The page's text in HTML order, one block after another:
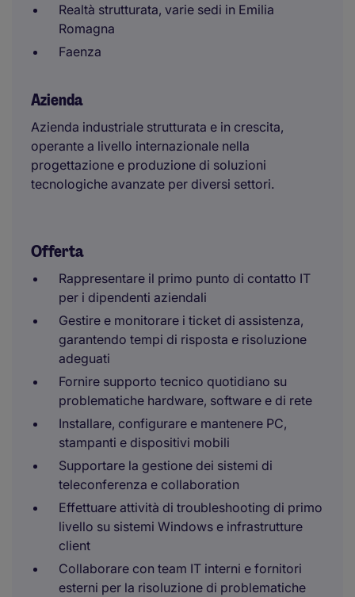
Realtà strutturata, varie sedi in Emilia
Romagna
Faenza
Azienda
Azienda industriale strutturata e in crescita,
operante a livello internazionale nella
progettazione e produzione di soluzioni
tecnologiche avanzate per diversi settori.
Offerta
Rappresentare il primo punto di contatto IT
per i dipendenti aziendali
Gestire e monitorare i ticket di assistenza,
garantendo tempi di risposta e risoluzione
adeguati
Fornire supporto tecnico quotidiano su
problematiche hardware, software e di rete
Installare, configurare e mantenere PC,
stampanti e dispositivi mobili
Supportare la gestione dei sistemi di
teleconferenza e collaboration
Effettuare attività di troubleshooting di primo
livello su sistemi Windows e infrastrutture
client
Collaborare con team IT interni e fornitori
esterni per la risoluzione di problematiche